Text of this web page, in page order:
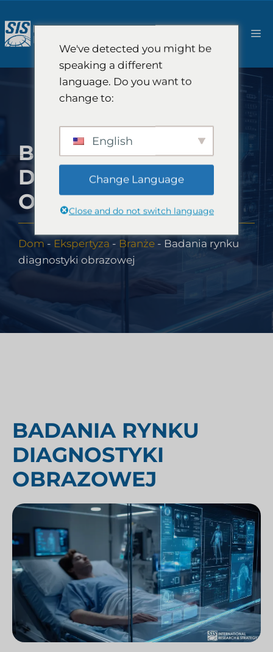
do
treści
BADANIA RYNKU
DIAGNOSTYKI
OBRAZOWEJ
Dom - Ekspertyza - Branże - Badania rynku
diagnostyki obrazowej
BADANIA RYNKU
DIAGNOSTYKI
OBRAZOWEJ
We've detected you might be
speaking a different
language. Do you want to
change to:
English
Change Language
Close and do not switch language